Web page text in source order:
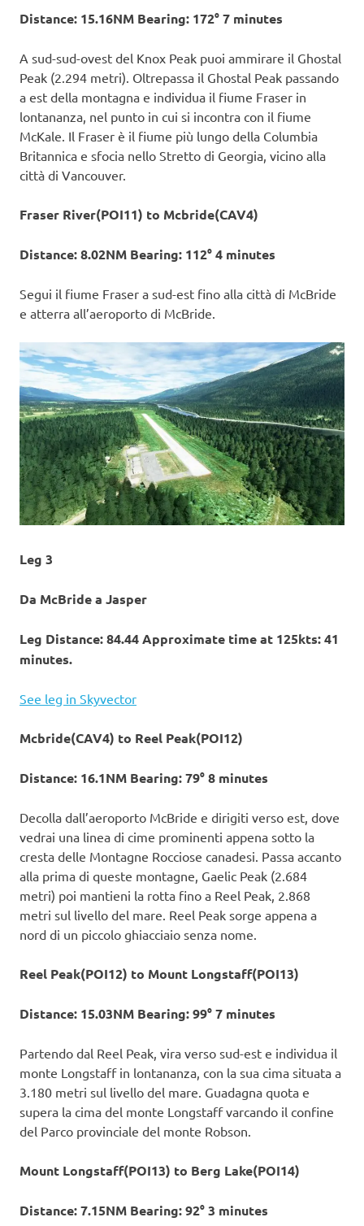
Distance: 15.16NM Bearing: 172° 7 minutes
A sud-sud-ovest del Knox Peak puoi ammirare il Ghostal
Peak (2.294 metri). Oltrepassa il Ghostal Peak passando
a est della montagna e individua il fiume Fraser in
lontananza, nel punto in cui si incontra con il fiume
McKale. Il Fraser è il fiume più lungo della Columbia
Britannica e sfocia nello Stretto di Georgia, vicino alla
città di Vancouver.
Fraser River(POI11) to Mcbride(CAV4)
Distance: 8.02NM Bearing: 112° 4 minutes
Segui il fiume Fraser a sud-est fino alla città di McBride
e atterra all’aeroporto di McBride.
Leg 3
Da McBride a Jasper
Leg Distance: 84.44 Approximate time at 125kts: 41
minutes.
See leg in Skyvector
Mcbride(CAV4) to Reel Peak(POI12)
Distance: 16.1NM Bearing: 79° 8 minutes
Decolla dall’aeroporto McBride e dirigiti verso est, dove
vedrai una linea di cime prominenti appena sotto la
cresta delle Montagne Rocciose canadesi. Passa accanto
alla prima di queste montagne, Gaelic Peak (2.684
metri) poi mantieni la rotta fino a Reel Peak, 2.868
metri sul livello del mare. Reel Peak sorge appena a
nord di un piccolo ghiacciaio senza nome.
Reel Peak(POI12) to Mount Longstaff(POI13)
Distance: 15.03NM Bearing: 99° 7 minutes
Partendo dal Reel Peak, vira verso sud-est e individua il
monte Longstaff in lontananza, con la sua cima situata a
3.180 metri sul livello del mare. Guadagna quota e
supera la cima del monte Longstaff varcando il confine
del Parco provinciale del monte Robson.
Mount Longstaff(POI13) to Berg Lake(POI14)
Distance: 7.15NM Bearing: 92° 3 minutes